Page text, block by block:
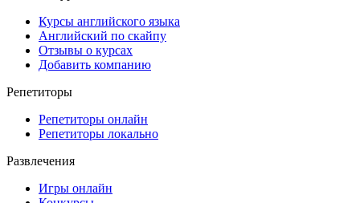
Курсы английского языка
Английский по скайпу
Отзывы о курсах
Добавить компанию
Репетиторы
Репетиторы онлайн
Репетиторы локально
Развлечения
Игры онлайн